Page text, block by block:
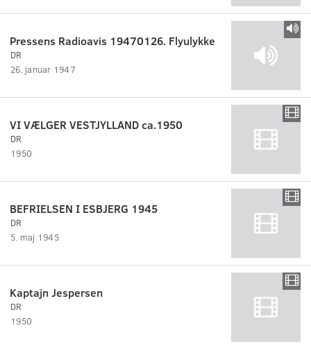
Pressens Radioavis 19470126. Flyulykke
DR
26. januar 1947
VI VÆLGER VESTJYLLAND ca.1950
DR
1950
BEFRIELSEN I ESBJERG 1945
DR
5. maj 1945
Kaptajn Jespersen
DR
1950